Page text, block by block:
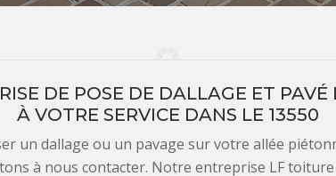
DE POSE DE DALLAGE ET
À VOTRE SERVICE DANS LE 13550
un dallage ou un pavage sur votre allée
à nous contacter. Notre entreprise LF